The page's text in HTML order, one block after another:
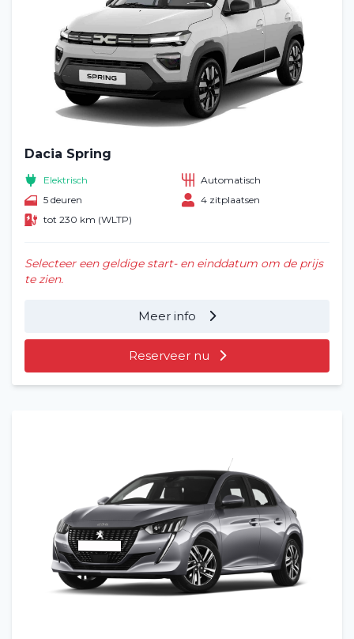
Dacia Spring
Elektrisch
Automatisch
5 deuren
4 zitplaatsen
tot 230 km (WLTP)
Selecteer een geldige start- en einddatum om de prijs
te zien.
Meer info
Reserveer nu